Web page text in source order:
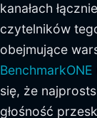
kanałach
czytelników
obejmujące
BenchmarkONE
się, że
głośność